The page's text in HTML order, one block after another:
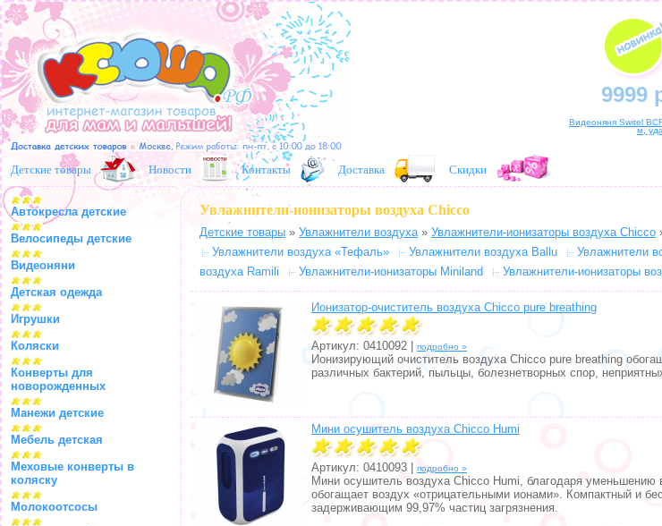
9999
Видеоняня Switel
м,
Детские товары Новости Контакты Доставка Скидки
Автокресла детские
Велосипеды детские
Видеоняни
Детская одежда
Игрушки
Коляски
Конверты для
новорожденных
Манежи детские
Мебель детская
Меховые конверты в
коляску
Молокоотсосы
Увлажнители-ионизаторы воздуха Chicco
Детские товары » Увлажнители воздуха» Увлажнители-ионизаторы воздуха Chicco
Увлажнители воздуха «Тефаль»
Увлажнители воздуха Ballu Увлажнители
воздуха Ramili
Увлажнители-ионизаторы Miniland Увлажнители-ионизаторы
Ионизатор-очиститель воздуха Chicco pure breathing
Артикул: 0410092 | подробно »
Ионизирующий очиститель воздуха Chicco pure breathing
различных бактерий, пыльцы, болезнетворных спор,
Мини осушитель воздуха Chicco Humi
Артикул: 0410093 | подробно »
Мини осушитель воздуха Chicco Humi, благодаря
обогащает воздух «отрицательными ионами». Компактный и
задерживающим 99,97% частиц загрязнения.